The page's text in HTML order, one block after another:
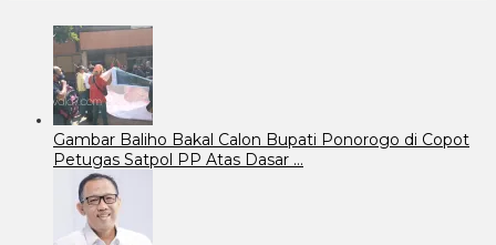
Gambar Baliho Bakal Calon Bupati Ponorogo di Copot
Petugas Satpol PP Atas Dasar …